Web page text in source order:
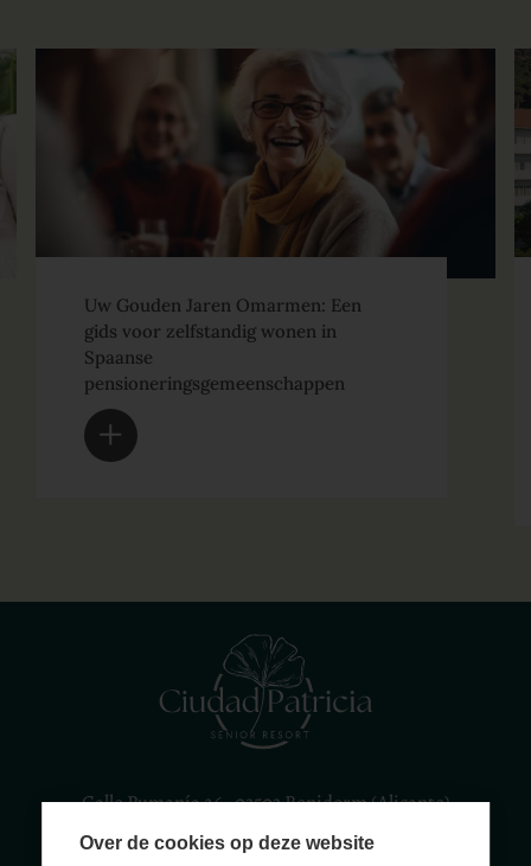
Uw Gouden Jaren Omarmen: Een
gids voor zelfstandig wonen in
Spaanse
pensioneringsgemeenschappen
Calle Rumanía 26 · 03503 Benidorm (Alicante)
(+34) 965 855 100
Over de cookies op deze website